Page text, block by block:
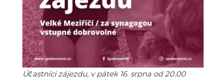
Účastníci zájezdu, v pátek 16. srpna od 20.00